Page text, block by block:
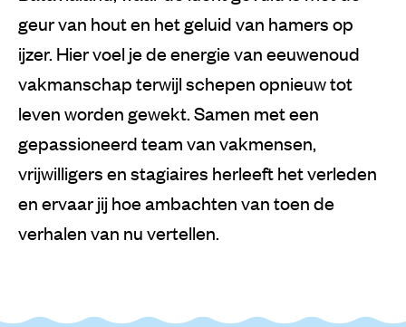
geur van hout en het geluid van hamers op
ijzer. Hier voel je de energie van eeuwenoud
vakmanschap terwijl schepen opnieuw tot
leven worden gewekt. Samen met een
gepassioneerd team van vakmensen,
vrijwilligers en stagiaires herleeft het verleden
en ervaar jij hoe ambachten van toen de
verhalen van nu vertellen.